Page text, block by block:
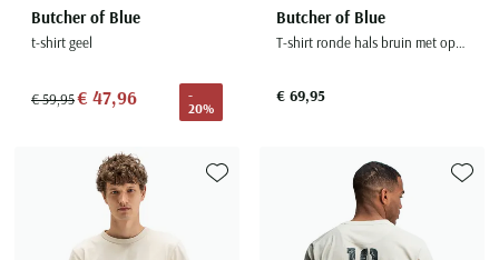
Butcher of Blue
t-shirt geel
€ 59,95€ 47,96
-
20%
Butcher of Blue
T-shirt ronde hals bruin met opdruk
€ 69,95
Toevoegen aan favorieten